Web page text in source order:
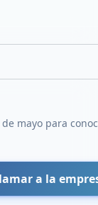
mayo para
a la